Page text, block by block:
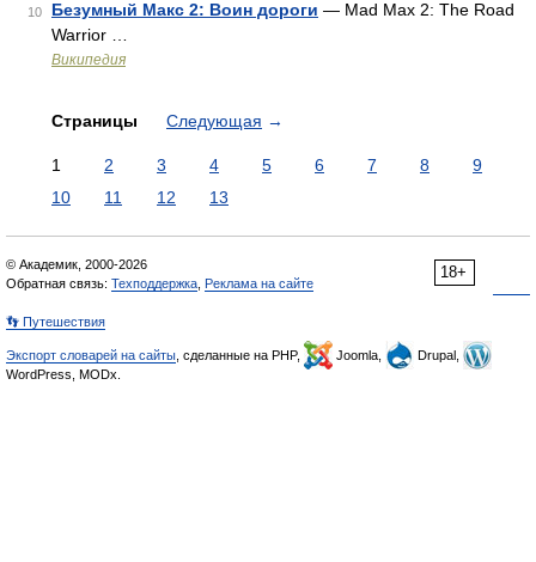
10 Безумный Макс 2: Воин дороги — Mad Max 2: The Road
Warrior …
Википедия
Страницы Следующая →
1 2 3 4 5 6 7 8
9
10
11 12 13
18+
© Академик, 2000-2026
Обратная связь: Техподдержка Реклама на сайте
👣 Путешествия
Экспорт словарей на сайты , сделанные на PHP, Joomla,
Drupal,
WordPress, MODx.